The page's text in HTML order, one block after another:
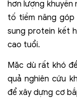
hơn lượng khuyến
tố tiềm năng góp
sung protein kết
cao tuổi.
Mặc dù rất khó
quả nghiên cứu
để xây dựng cơ